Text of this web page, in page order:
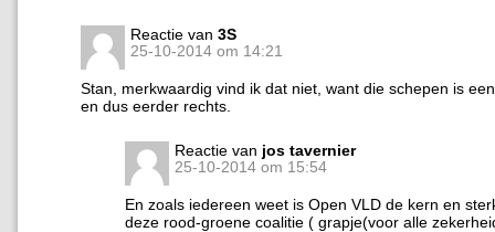
Reactie van 3S
25-10-2014 om 14:21
Stan, merkwaardig vind ik dat niet, want die schepen is een
en dus eerder rechts.
Reactie van jos tavernier
25-10-2014 om 15:54
En zoals iedereen weet is Open VLD de kern en
deze rood-groene coalitie ( grapje(voor alle